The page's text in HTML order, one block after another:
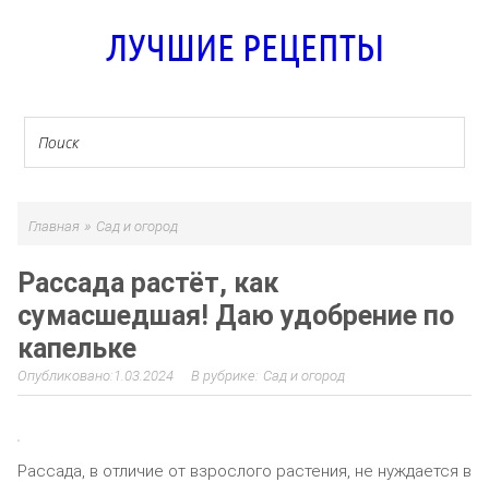
ЛУЧШИЕ РЕЦЕПТЫ
Главная » Сад и огород
Рассада растёт, как
сумасшедшая! Даю удобрение по
капельке
1.03.2024 Сад и огород
Рассада, в отличие от взрослого растения, не нуждается в